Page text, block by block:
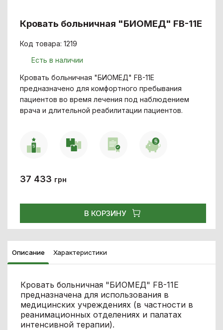
Кровать больничная "БИОМЕД" FB-11Е
Код товара: 1219
Есть в наличии
Кровать больничная "БИОМЕД" FB-11Е
предназначено для комфортного пребывания
пациентов во время лечения под наблюдением
врача и длительной реабилитации пациентов.
37 433 грн
В КОРЗИНУ
Описание Характеристики
Кровать больничная "БИОМЕД" FB-11Е
предназначена для использования в
медицинских учреждениях (в частности в
реанимационных отделениях и палатах
интенсивной терапии).